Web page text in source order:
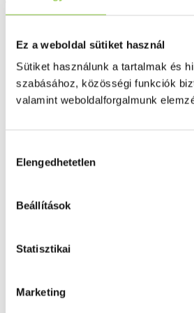
Ez a weboldal sütiket használ
Sütiket használunk a tartalmak és
szabásához, közösségi funkciók
valamint weboldalforgalmunk
kiválasztása
Elengedhetetlen
Beállítások
Statisztikai
Marketing
Tárolás: száraz helyen, 15-25°C között.
Bővebben ...
Ingyenes szállítás 18 000 Ft felett
Minőségellenőrzött termékek